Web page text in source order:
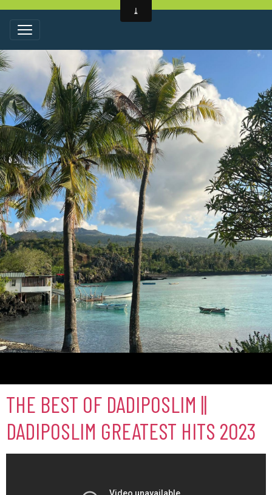
THE BEST OF DADIPOSLIM ||
DADIPOSLIM GREATEST HITS 2023